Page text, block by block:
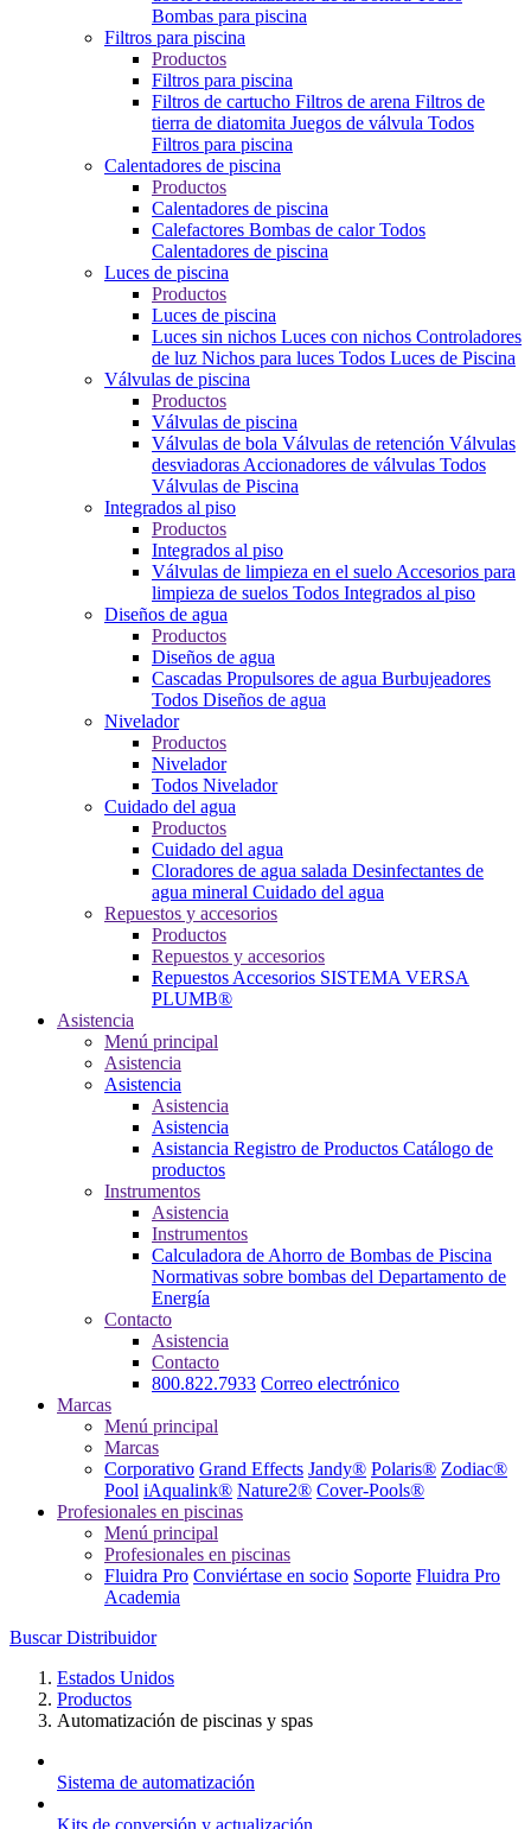
Bombas para piscina
Filtros para piscina
Productos
Filtros para piscina
Filtros de cartucho Filtros de arena Filtros de
tierra de diatomita Juegos de válvula Todos
Filtros para piscina
Calentadores de piscina
Productos
Calentadores de piscina
Calefactores Bombas de calorTodos
Calentadores de piscina
Luces de piscina
Productos
Luces de piscina
Luces sin nichos Luces con nichos Controladores
de luz Nichos para luces Todos Luces de Piscina
Válvulas de piscina
Productos
Válvulas de piscina
Válvulas de bola Válvulas de retención Válvulas
desviadoras Accionadores de válvulas Todos
Válvulas de Piscina
Integrados al piso
Productos
Integrados al piso
Válvulas de limpieza en el suelo Accesorios para
limpieza de suelos Todos Integrados al piso
Diseños de agua
Productos
Diseños de agua
Cascadas Propulsores de agua Burbujeadores
Todos Diseños de agua
Nivelador
Productos
Nivelador
Todos Nivelador
Cuidado del agua
Productos
Cuidado del agua
Cloradores de agua salada Desinfectantes de
agua mineral Cuidado del agua
Repuestos y accesorios
Productos
Repuestos y accesorios
Repuestos Accesorios SISTEMA VERSA
PLUMB®
Asistencia
Menú principal
Asistencia
Asistencia
Asistencia
Asistencia
Asistancia Registro de Productos Catálogo de
productos
Instrumentos
Asistencia
Instrumentos
Calculadora de Ahorro de Bombas de Piscina
Normativas sobre bombas del Departamento de
Energía
Contacto
Asistencia
Contacto
800.822.7933 Correo electrónico
Marcas
Menú principal
Marcas
Corporativo Grand Effects Jandy® Polaris® Zodiac®
Pool iAqualink® Nature2® Cover-Pools®
Profesionales en piscinas
Menú principal
Profesionales en piscinas
Fluidra Pro Conviértase en socio Soporte Fluidra Pro
Academia
Buscar Distribuidor
Estados Unidos
Productos
Automatización de piscinas y spas
Sistema de automatización
Kits de conversión y actualización